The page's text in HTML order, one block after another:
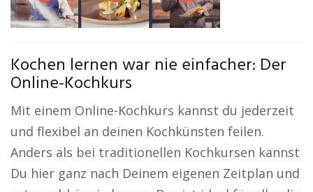
Kochen lernen war nie einfacher: Der
Online-Kochkurs
Mit einem Online-Kochkurs kannst du jederzeit
und flexibel an deinen Kochkünsten feilen.
Anders als bei traditionellen Kochkursen kannst
Du hier ganz nach Deinem eigenen Zeitplan und